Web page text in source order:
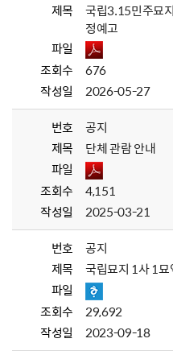
제목
국립3.15민주묘
정예고
파일
조회수
676
작성일
2026-05-27
번호
공지
제목
단체 관람 안내
파일
조회수
4,151
작성일
2025-03-21
번호
공지
제목
국립묘지 1사 1묘
파일
조회수
29,692
작성일
2023-09-18